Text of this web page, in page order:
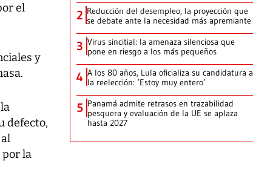
el
y
defecto,
por la
2 Reducción del desempleo, la proyección que
se debate ante la necesidad más apremiante
3 Virus sincitial: la amenaza silenciosa que
pone en riesgo a los más pequeños
4 A los 80 años, Lula oficializa su candidatura a
la reelección: ‘Estoy muy entero’
5 Panamá admite retrasos en trazabilidad
pesquera y evaluación de la UE se aplaza
hasta 2027